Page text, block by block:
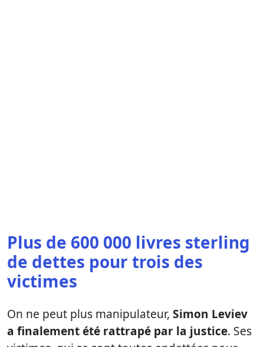
Plus de 600 000 livres sterling
de dettes pour trois des
victimes
On ne peut plus manipulateur, Simon Leviev
a finalement été rattrapé par la justice. Ses